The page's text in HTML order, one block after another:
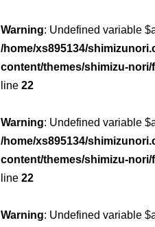
Warning: Undefined variable
/home/xs895134/
content/themes/shimizu-
line 22
Warning: Undefined variable
/home/xs895134/
content/themes/shimizu-
line 22
Warning: Undefined variable